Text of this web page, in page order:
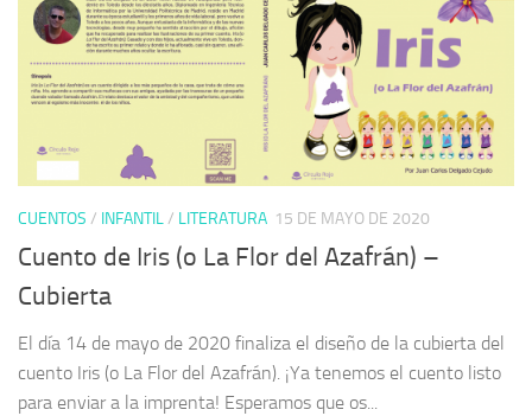
CUENTOS / INFANTIL/ LITERATURA 15 DE MAYO DE 2020
Cuento de Iris (o La Flor del Azafrán) –
Cubierta
El día 14 de mayo de 2020 finaliza el diseño de la cubierta del
cuento Iris (o La Flor del Azafrán). ¡Ya tenemos el cuento listo
para enviar a la imprenta! Esperamos que os...